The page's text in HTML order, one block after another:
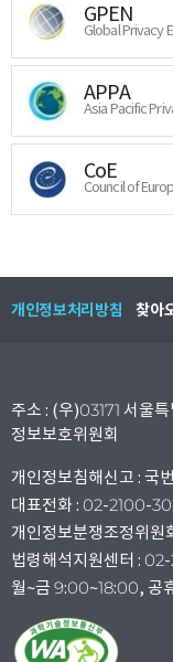
GPEN
Global Privacy
APPA
Asia Pacific
CoE
Council of
개인정보처리방침 찾아
주소 : (우)03171 서울
정보보호위원회
개인정보침해신고 : 국
대표전화 : 02-2100-
개인정보분쟁조정위원
법령해석지원센터 :
월~금 9:00~18:00, 공